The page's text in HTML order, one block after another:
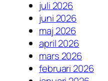
juli 2026
juni 2026
maj 2026
april 2026
mars 2026
februari 2026